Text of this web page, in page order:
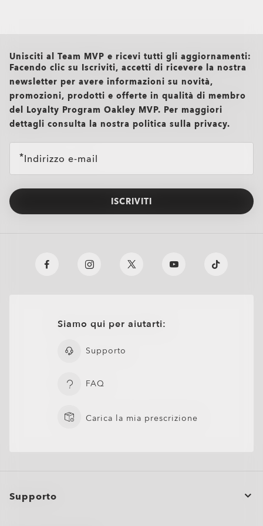
Unisciti al Team MVP e ricevi tutti gli aggiornamenti:
Facendo clic su Iscriviti, accetti di ricevere la nostra
newsletter per avere informazioni su novità,
promozioni, prodotti e offerte in qualità di membro
del Loyalty Program Oakley MVP. Per maggiori
dettagli consulta la nostra politica sulla privacy.
Indirizzo e-mail
ISCRIVITI
Siamo qui per aiutarti:
Supporto
FAQ
Carica la mia prescrizione
Supporto